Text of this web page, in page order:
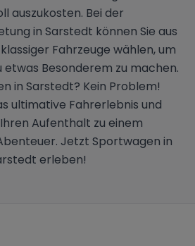
auszukosten. Bei der
in Sarstedt können Sie aus
Fahrzeuge wählen, um
Besonderem zu machen.
in Sarstedt? Kein Problem!
ultimative Fahrerlebnis und
Aufenthalt zu einem
Jetzt Sportwagen in
erleben!